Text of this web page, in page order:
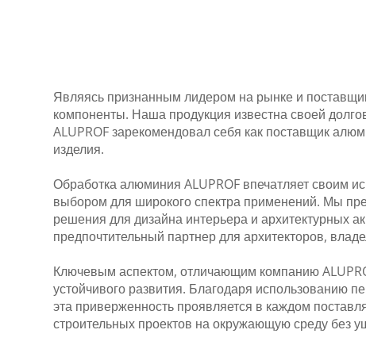
Являясь признанным лидером на рынке и
компоненты. Наша продукция известна своей
ALUPROF зарекомендовал себя как поставщик
изделия.
Обработка алюминия ALUPROF впечатляет своим
выбором для широкого спектра применений. Мы
решения для дизайна интерьера и архитектурных
предпочтительный партнер для архитекторов,
Ключевым аспектом, отличающим компанию
устойчивого развития. Благодаря использованию
эта приверженность проявляется в каждом
строительных проектов на окружающую среду без